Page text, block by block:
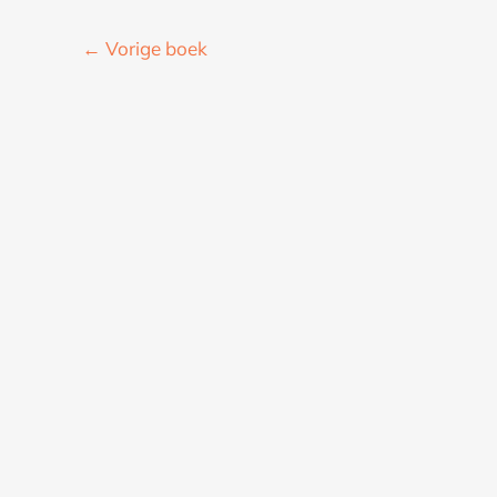
← Vorige boek